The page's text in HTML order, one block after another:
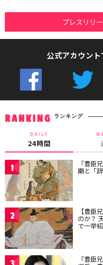
プレスリリ
公式アカウント
RANKING ランキング
DAILY
24時間
1 『豊臣
期と「
2 【豊臣
のか？
で一挙
『豊臣